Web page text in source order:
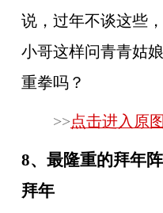
说，过年不谈这些
小哥这样问青青姑
重拳吗？
>>点击进入原图
8、最隆重的拜年
拜年